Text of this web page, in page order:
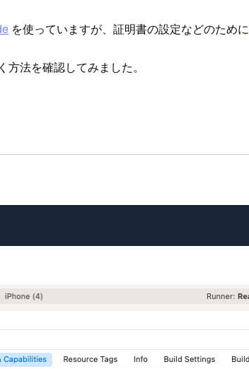
を使っていますが、証明書の設定などのために
方法を確認してみました。